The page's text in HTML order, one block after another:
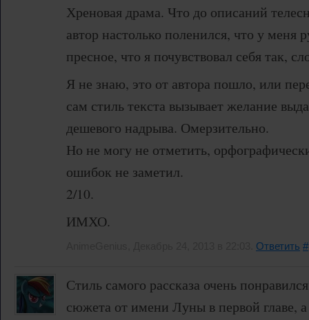
Хреновая драма. Что до описаний
автор настолько поленился, что у меня
пресное, что я почувствовал себя так,
Я не знаю, это от автора пошло, или
сам стиль текста вызывает желание
дешевого надрыва. Омерзительно.
Но не могу не отметить,
ошибок не заметил.
2/10.
ИМХО.
Ответить #
Стиль самого рассказа очень
сюжета от имени Луны в первой главе,